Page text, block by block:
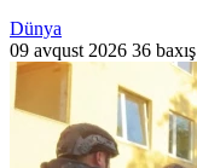
Dünya
09 avqust 2026 36 baxış